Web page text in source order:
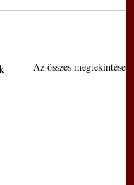
Az összes megtekintése